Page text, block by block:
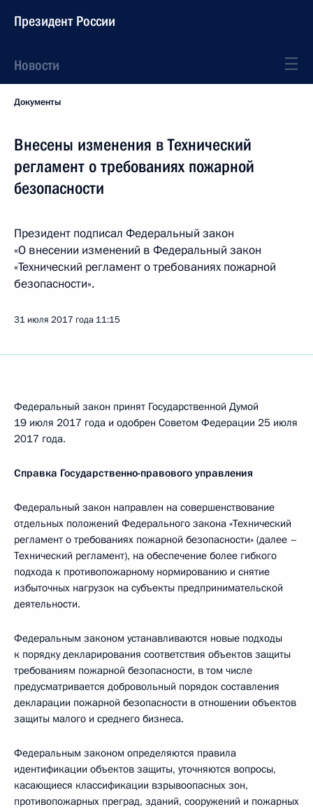
Президент России
Новости
Документы
Внесены изменения в Технический
регламент о требованиях пожарной
безопасности
Президент подписал Федеральный закон
«О внесении изменений в Федеральный закон
«Технический регламент о требованиях пожарной
безопасности».
31 июля 2017 года 11:15
Федеральный закон принят Государственной Думой
19 июля 2017 года и одобрен Советом Федерации 25 июля
2017 года.
Справка Государственно-правового управления
Федеральный закон направлен на совершенствование
отдельных положений Федерального закона «Технический
регламент о требованиях пожарной безопасности» (далее –
Технический регламент), на обеспечение более гибкого
подхода к противопожарному нормированию и снятие
избыточных нагрузок на субъекты предпринимательской
деятельности.
Федеральным законом устанавливаются новые подходы
к порядку декларирования соответствия объектов защиты
требованиям пожарной безопасности, в том числе
предусматривается добровольный порядок составления
декларации пожарной безопасности в отношении объектов
защиты малого и среднего бизнеса.
Федеральным законом определяются правила
идентификации объектов защиты, уточняются вопросы,
касающиеся классификации взрывоопасных зон,
противопожарных преград, зданий, сооружений и пожарных